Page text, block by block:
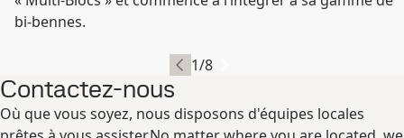
bi-bennes.
1/8
Contactez-nous
Où que vous soyez, nous disposons d'équipes locales